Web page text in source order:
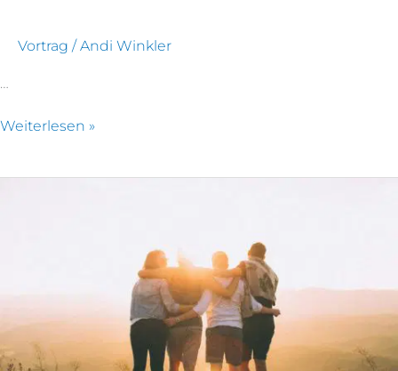
Vortrag / Andi Winkler
…
Weiterlesen »